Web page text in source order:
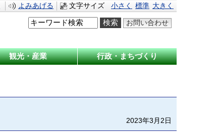
よみあげる 文字サイズ 小さく 標準 大きく
お問い合わせ
観光・産業 行政・まちづくり
2023年3月2日